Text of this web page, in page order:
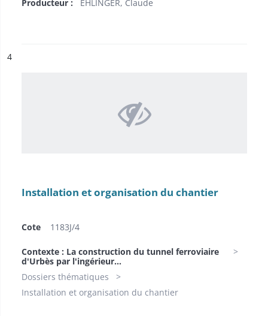
Producteur : EHLINGER, Claude
n°
4
Installation et organisation du chantier
Cote 1183J/4
Contexte : La construction du tunnel ferroviaire
d'Urbès par l'ingérieur...
Dossiers thématiques
Installation et organisation du chantier